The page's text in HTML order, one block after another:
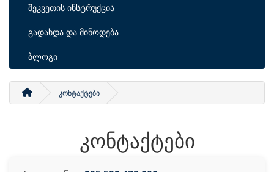
შეკვეთის ინსტრუქცია
გადახდა და მიწოდება
ბლოგი
კონტაქტები
კონტაქტები